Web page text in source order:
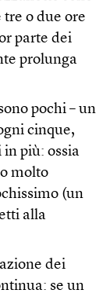
o due ore
parte dei
prolunga
pochi – un
cinque,
più: ossia
molto
(un
alla
dei
se un